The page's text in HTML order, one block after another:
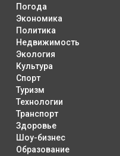
Погода
Экономика
Политика
Недвижимость
Экология
Культура
Спорт
Туризм
Технологии
Транспорт
Здоровье
Шоу-бизнес
Образование